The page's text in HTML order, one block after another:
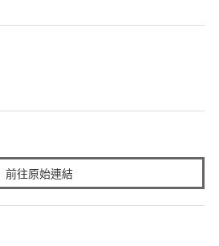
前往原始連結